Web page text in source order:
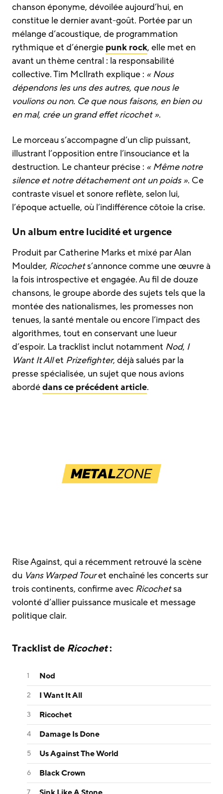
chanson éponyme, dévoilée aujourd’hui, en
constitue le dernier avant-goût. Portée par un
mélange d’acoustique, de programmation
rythmique et d’énergie punk rock, elle met en
avant un thème central : la responsabilité
collective. Tim McIlrath explique : « Nous
dépendons les uns des autres, que nous le
voulions ou non. Ce que nous faisons, en bien ou
en mal, crée un grand effet ricochet ».
Le morceau s’accompagne d’un clip puissant,
illustrant l’opposition entre l’insouciance et la
destruction. Le chanteur précise : « Même notre
silence et notre détachement ont un poids ». Ce
contraste visuel et sonore reflète, selon lui,
l’époque actuelle, où l’indifférence côtoie la crise.
Un album entre lucidité et urgence
Produit par Catherine Marks et mixé par Alan
Moulder, Ricochets’annonce comme une œuvre à
la fois introspective et engagée. Au fil de douze
chansons, le groupe aborde des sujets tels que la
montée des nationalismes, les promesses non
tenues, la santé mentale ou encore l’impact des
algorithmes, tout en conservant une lueur
d’espoir. La tracklist inclut notamment Nod, I
Want It Allet Prizefighter, déjà salués par la
presse spécialisée, un sujet que nous avions
abordédans ce précédent article.
Rise Against, qui a récemment retrouvé la scène
du Vans Warped Touret enchaîné les concerts sur
trois continents, confirme avec Ricochetsa
volonté d’allier puissance musicale et message
politique clair.
Tracklist de Ricochet:
Nod
I Want It All
Ricochet
Damage Is Done
Us Against The World
Black Crown